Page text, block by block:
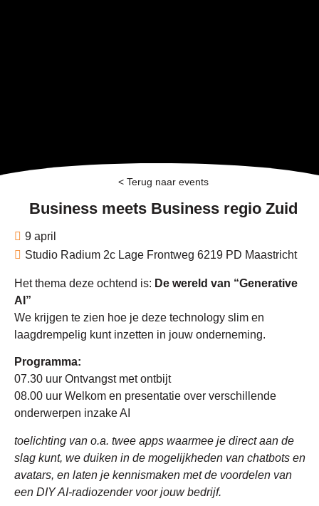
< Terug naar events
Business meets Business regio Zuid
9 april
Studio Radium 2c Lage Frontweg 6219 PD Maastricht
Het thema deze ochtend is: De wereld van “Generative
AI”
We krijgen te zien hoe je deze technology slim en
laagdrempelig kunt inzetten in jouw onderneming.
Programma:
07.30 uur Ontvangst met ontbijt
08.00 uur Welkom en presentatie over verschillende
onderwerpen inzake AI
toelichting van o.a. twee apps waarmee je direct aan de
slag kunt, we duiken in de mogelijkheden van chatbots en
avatars, en laten je kennismaken met de voordelen van
een DIY AI-radiozender voor jouw bedrijf.